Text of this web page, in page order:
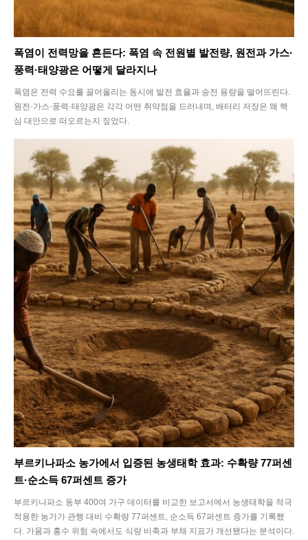
폭염이 전력망을 흔든다: 폭염 속 전원별 발전량, 원전과 가스·
풍력·태양광은 어떻게 달라지나
폭염은 전력 수요를 끌어올리는 동시에 발전 효율과 송전 용량을 떨어뜨린다.
원전·가스·풍력·태양광은 각각 어떤 취약점을 드러내며, 배터리 저장은 왜 핵
심 대안으로 떠오르는지 짚었다.
부르키나파소 농가에서 입증된 농생태학 효과: 수확량 77퍼센
트·순소득 67퍼센트 증가
부르키나파소 동부 400여 가구 데이터를 비교한 보고서에서 농생태학을 적극
적용한 농가가 관행 대비 수확량 77퍼센트, 순소득 67퍼센트 증가를 기록했
다. 가뭄과 홍수 위험 속에서도 식량 비축과 부채 지표가 개선됐다는 분석이다.